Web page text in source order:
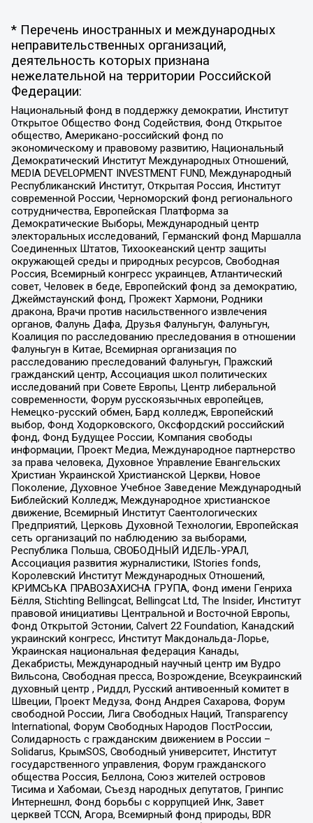
* Перечень иностранных и международных
неправительственных организаций,
деятельность которых признана
нежелательной на территории Российской
Федерации:
Национальный фонд в поддержку демократии, Институт
Открытое Общество Фонд Содействия, Фонд Открытое
общество, Американо-российский фонд по
экономическому и правовому развитию, Национальный
Демократический Институт Международных Отношений,
MEDIA DEVELOPMENT INVESTMENT FUND, Международный
Республиканский Институт, Открытая Россия, Институт
современной России, Черноморский фонд регионального
сотрудничества, Европейская Платформа за
Демократические Выборы, Международный центр
электоральных исследований, Германский фонд Маршалла
Соединенных Штатов, Тихоокеанский центр защиты
окружающей среды и природных ресурсов, Свободная
Россия, Всемирный конгресс украинцев, Атлантический
совет, Человек в беде, Европейский фонд за демократию,
Джеймстаунский фонд, Прожект Хармони, Родники
дракона, Врачи против насильственного извлечения
органов, Фалунь Дафа, Друзья Фалуньгун, Фалуньгун,
Коалиция по расследованию преследования в отношении
Фалуньгун в Китае, Всемирная организация по
расследованию преследований Фалуньгун, Пражский
гражданский центр, Ассоциация школ политических
исследований при Совете Европы, Центр либеральной
современности, Форум русскоязычных европейцев,
Немецко-русский обмен, Бард колледж, Европейский
выбор, Фонд Ходорковского, Оксфордский российский
фонд, Фонд Будущее России, Компания свободы
информации, Проект Медиа, Международное партнерство
за права человека, Духовное Управление Евангельских
Христиан Украинской Христианской Церкви, Новое
Поколение, Духовное Учебное Заведение Международный
Библейский Колледж, Международное христианское
движение, Всемирный Институт Саентологических
Предприятий, Церковь Духовной Технологии, Европейская
сеть организаций по наблюдению за выборами,
Республика Польша, СВОБОДНЫЙ ИДЕЛЬ-УРАЛ,
Ассоциация развития журналистики, IStories fonds,
Королевский Институт Международных Отношений,
КРИМСЬКА ПРАВОЗАХИСНА ГРУПА, Фонд имени Генриха
Бёлля, Stichting Bellingcat, Bellingcat Ltd, The Insider, Институт
правовой инициативы Центральной и Восточной Европы,
Фонд Открытой Эстонии, Calvert 22 Foundation, Канадский
украинский конгресс, Институт Макдональда-Лорье,
Украинская национальная федерация Канады,
Декабристы, Международный научный центр им Вудро
Вильсона, Свободная пресса, Возрождение, Всеукраинский
духовный центр , Риддл, Русский антивоенный комитет в
Швеции, Проект Медуза, Фонд Андрея Сахарова, Форум
свободной России, Лига Свободных Наций, Transparеncy
International, Форум Свободных Народов ПостРоссии,
Солидарность с гражданским движением в России –
Solidarus, КрымSOS, Свободный университет, Институт
государственного управления, Форум гражданского
общества Россия, Беллона, Союз жителей островов
Тисима и Хабомаи, Съезд народных депутатов, Гринпис
Интернешнл, Фонд борьбы с коррупцией Инк, Завет
церквей TCCN, Агора, Всемирный фонд природы, BDR